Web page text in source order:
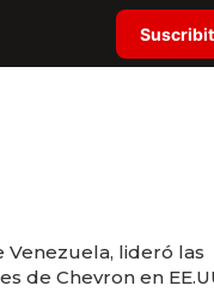
Venezuela, lideró las
de Chevron en